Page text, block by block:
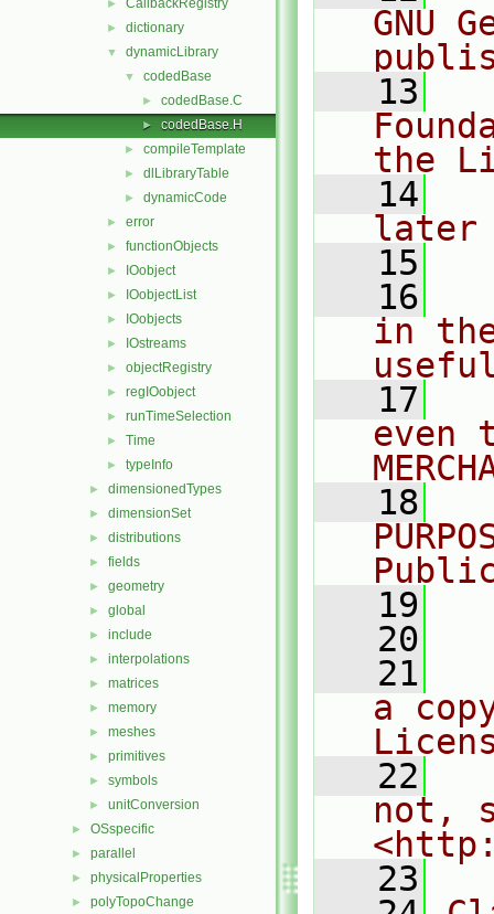
► CallbackRegistry
► dictionary
▼ dynamicLibrary
▼ codedBase
► codedBase.C
► codedBase.H
► compileTemplate
► dlLibraryTable
► dynamicCode
► error
► functionObjects
► IOobject
► IOobjectList
► IOobjects
► IOstreams
► objectRegistry
► regIOobject
► runTimeSelection
► Time
► typeInfo
► dimensionedTypes
► dimensionSet
► distributions
► fields
► geometry
► global
► include
► interpolations
► matrices
► memory
► meshes
► primitives
► symbols
► unitConversion
► OSspecific
► parallel
► physicalProperties
► polyTopoChange
GNU
   13
the
   14
later
   15
   16
in
   17
even
   18
   19
   20
   21
a
   22
not,
   23